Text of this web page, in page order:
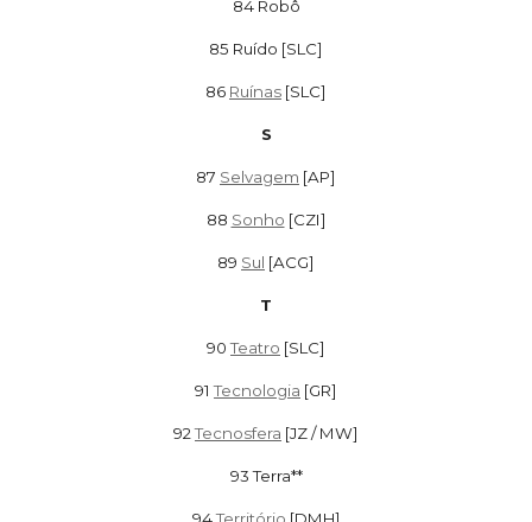
84 Robô
85 Ruído [SLC]
86 Ruínas [SLC]
S
87 Selvagem [AP]
88 Sonho [CZI]
89 Sul [ACG]
T
90 Teatro [SLC]
91Tecnologia [GR]
92 Tecnosfera [JZ / MW]
93 Terra**